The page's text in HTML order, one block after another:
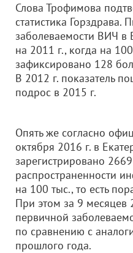
Слова Трофимова
статистика Горздрава.
заболеваемости ВИЧ в
на 2011 г., когда на
зафиксировано 128
В 2012 г. показатель
подрос в 2015 г.
Опять же согласно
октября 2016 г. в
зарегистрировано
распространенности
на 100 тыс., то есть
При этом за 9 месяцев
первичной
по сравнению с
прошлого года.